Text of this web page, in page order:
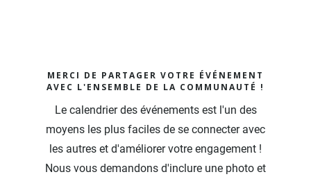
MERCI DE PARTAGER VOTRE ÉVÉNEMENT
AVEC L'ENSEMBLE DE LA COMMUNAUTÉ !
Le calendrier des événements est l'un des
moyens les plus faciles de se connecter avec
les autres et d'améliorer votre engagement !
Nous vous demandons d'inclure une photo et